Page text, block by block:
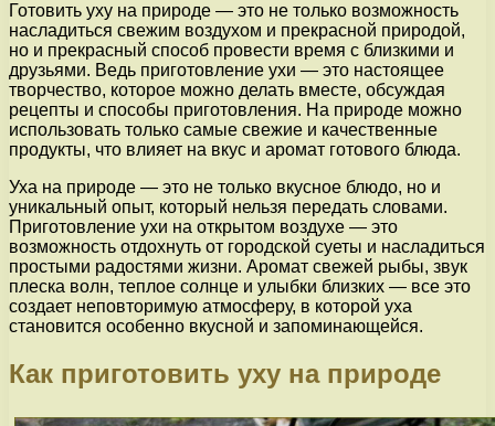
Готовить уху на природе — это не только возможность
насладиться свежим воздухом и прекрасной природой,
но и прекрасный способ провести время с близкими и
друзьями. Ведь приготовление ухи — это настоящее
творчество, которое можно делать вместе, обсуждая
рецепты и способы приготовления. На природе можно
использовать только самые свежие и качественные
продукты, что влияет на вкус и аромат готового блюда.
Уха на природе — это не только вкусное блюдо, но и
уникальный опыт, который нельзя передать словами.
Приготовление ухи на открытом воздухе — это
возможность отдохнуть от городской суеты и насладиться
простыми радостями жизни. Аромат свежей рыбы, звук
плеска волн, теплое солнце и улыбки близких — все это
создает неповторимую атмосферу, в которой уха
становится особенно вкусной и запоминающейся.
Как приготовить уху на природе